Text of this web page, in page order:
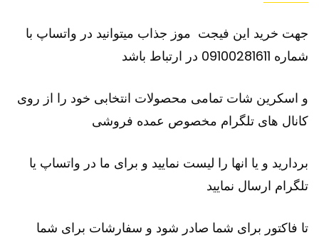
جهت خرید این فیجت موز جذاب میتوانید در واتساپ با
شماره 09100281611 در ارتباط باشد
و اسکرین شات تمامی محصولات انتخابی خود را از روی
کانال های تلگرام مخصوص عمده فروشی
بردارید و یا انها را لیست نمایید و برای ما در واتساپ یا
تلگرام ارسال نمایید
تا فاکتور برای شما صادر شود و سفارشات برای شما